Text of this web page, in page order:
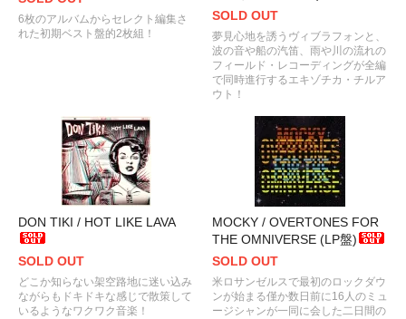
6枚のアルバムからセレクト編集さ
れた初期ベスト盤的2枚組！
SOLD OUT
夢見心地を誘うヴィブラフォンと、
波の音や船の汽笛、雨や川の流れの
フィールド・レコーディングが全編
で同時進行するエキゾチカ・チルア
ウト！
DON TIKI / HOT LIKE LAVA
SOLD OUT
どこか知らない架空路地に迷い込み
ながらもドキドキな感じで散策して
いるようなワクワク音楽！
MOCKY / OVERTONES FOR
THE OMNIVERSE (LP盤)
SOLD OUT
米ロサンゼルスで最初のロックダウ
ンが始まる僅か数日前に16人のミュ
ージシャンが一同に会した二日間の